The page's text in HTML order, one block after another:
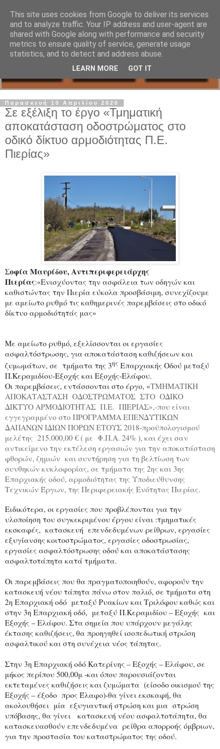
Παρασκευή 10 Απριλίου 2020
Σε εξέλιξη το έργο «Τμηματική
αποκατάσταση οδοστρώματος στο
οδικό δίκτυο αρμοδιότητας Π.Ε.
Πιερίας»
Σοφία Μαυρίδου, Αντιπεριφερειάρχης
Πιερίας:«Ενισχύοντας την ασφάλεια των οδηγών και
καθιστώντας την Πιερία εύκολα προσβάσιμη, συνεχίζουμε
με αμείωτο ρυθμό τις καθημερινές παρεμβάσεις στο οδικό
δίκτυο αρμοδιότητάς μας»
Με αμείωτο ρυθμό, εξελίσσονται οι εργασίες
ασφαλτόστρωσης, για αποκατάσταση καθιζήσεων και
ζυμωμάτων, σε τμήματα της 3ης Επαρχιακής Οδού μεταξύ
Π.Κεραμιδίου-Εξοχής και Εξοχής-Ελάφου.
Οι παρεμβάσεις, εντάσσονται στο έργο, «ΤΜΗΜΑΤΙΚΗ
ΑΠΟΚΑΤΑΣΤΑΣΗ ΟΔΟΣΤΡΩΜΑΤΟΣ ΣΤΟ ΟΔΙΚΟ
ΔΙΚΤΥΟ ΑΡΜΟΔΙΟΤΗΤΑΣ Π.Ε. ΠΙΕΡΙΑΣ»,-που είναι
εγγεγραμμένο στο ΠΡΟΓΡΑΜΜΑ ΕΠΕΝΔΥΤΙΚΩΝ
ΔΑΠΑΝΩΝ ΙΔΙΩΝ ΠΟΡΩΝ ΕΤΟΥΣ 2018-προϋπολογισμού
μελέτης 215.000,00 € ( με Φ.Π.Α. 24% ), και έχει σαν
αντικείμενο την εκτέλεση εργασιών για την αποκατάσταση
φθορών, ζημιών και συντήρηση για τη βελτίωση των
συνθηκών κυκλοφορίας, σε τμήματα της 2ης και 3ης
Επαρχιακής οδού, αρμοδιότητας της Υποδιεύθυνσης
Τεχνικών Έργων, της Περιφερειακής Ενότητας Πιερίας.
Ειδικότερα, οι εργασίες που προβλέπονται για την
υλοποίηση του συγκεκριμένου έργου είναι :τμηματικές
εκσκαφές, κατασκευή επενδεδυμένων ρείθρων, εργασίες
εξυγίανσης κοιτοστρώματος, εργασίες οδοστρωσίας,
εργασίες ασφαλτόστρωσης οδού και αποκατάστασης
ασφαλτοτάπητα κατά τμήματα.
Οι παρεμβάσεις που θα πραγματοποιηθούν, αφορούν την
κατασκευή νέου τάπητα πάνω στον παλιό, σε τμήματα στη
2η Επαρχιακή οδό μεταξύ Ρυακίων και Τριλόφου καθώς και
στην 3η Επαρχιακή οδό, μεταξύ Π.Κεραμιδίου – Εξοχής και
Εξοχής – Ελάφου. Στα σημεία που υπάρχουν μεγάλης
έκτασης καθιζήσεις, θα προηγηθεί ισοπεδωτική στρώση
ασφαλτικού και στη συνέχεια νέος τάπητας.
Στην 3η Επαρχιακή οδό Κατερίνης – Εξοχής – Ελάφου, σε
μήκος περίπου 500,00μ -και όπου παρουσιάζονται
εκτεταμένες καθιζήσεις και ζυμώματα (είσοδο οικισμού της
Εξοχής – έξοδο προς Έλαφο)-θα γίνει εκσκαφή, θα
ακολουθήσει μία εξυγιαντική στρώση και μια στρώση
υπόβασης, θα γίνει κατασκευή νέου ασφαλτοτάπητα, θα
κατασκευασθούν επενδεδυμένα ρείθρα απορροής όμβριων,
για την προστασία του καταστρώματος της οδού.
This site uses cookies from Google to deliver its services
and to analyze traffic. Your IP address and user-agent are
shared with Google along with performance and security
metrics to ensure quality of service, generate usage
statistics, and to detect and address abuse.
LEARN MORE GOT IT